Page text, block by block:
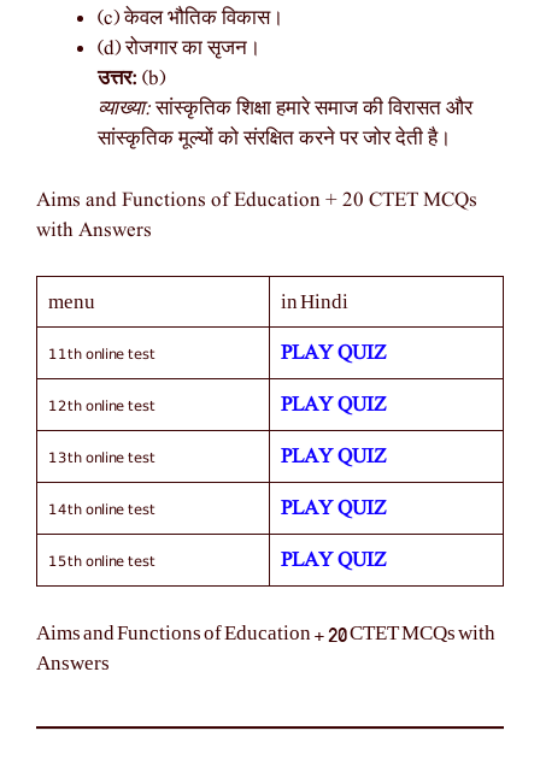
(c) केवल भौतिक विकास।
(d) रोजगार का सृजन।
उत्तर: (b)
व्याख्या:सांस्कृतिक शिक्षा हमारे समाज की विरासत और
सांस्कृतिक मूल्यों को संरक्षित करने पर जोर देती है।
Aims and Functions of Education + 20 CTET MCQs
with Answers
menu in Hindi
11th online test PLAY QUIZ
12th online test PLAY QUIZ
13th online test PLAY QUIZ
14th online test PLAY QUIZ
15th online test PLAY QUIZ
Aims and Functions of Education + 20 CTET MCQs with
Answers